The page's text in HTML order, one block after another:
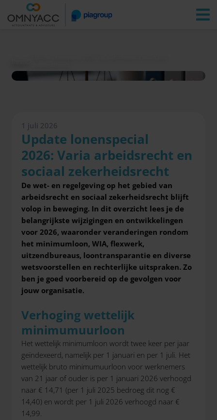
Vestigingen Zoeken
1 juli 2026
Update lonenspecial
2026: Varia arbeidsrecht en
sociaal zekerheidsrecht
De wet- en regelgeving op het gebied van
arbeidsrecht en sociaal zekerheidsrecht blijft
volop in beweging. In dit overzicht lees je de
belangrijkste wijzigingen en ontwikkelingen
voor 2026, waaronder veranderingen rondom
het minimumloon, WIA, flexwerk,
uitzendbureaus, loontransparantie en diverse
wetsvoorstellen en rechterlijke uitspraken. Zo
ben je goed voorbereid op de gevolgen voor
jouw organisatie.
Verhoging wettelijk
minimumuurloon
Het wettelijk minimumloon wordt twee keer per jaar
geïndexeerd, namelijk per 1 januari en per 1 juli. Het
wettelijk bruto minimumuurloon voor werknemers
van 21 jaar of ouder is per 1 januari 2026 verhoogd
naar € 14,71 (per 1 juli 2025 bedroeg dit nog €
14,40) en wordt per 1 juli 2026 verhoogd naar €
14,99.